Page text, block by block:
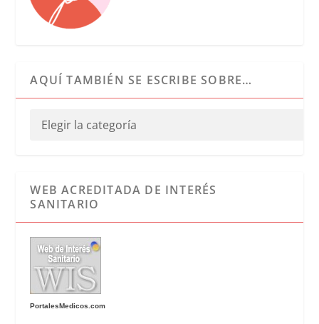
AQUÍ TAMBIÉN SE ESCRIBE SOBRE…
WEB ACREDITADA DE INTERÉS
SANITARIO
PortalesMedicos.com